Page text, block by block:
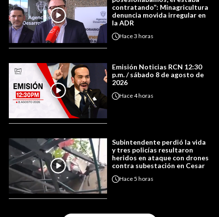
contratando”: Minagricultura
denuncia movida irregular en
la ADR
Hace3 horas
Emisión Noticias RCN 12:30
p.m. / sábado 8 de agosto de
2026
Hace4 horas
Subintendente perdió la vida
y tres policías resultaron
heridos en ataque con drones
contra subestación en Cesar
Hace5 horas